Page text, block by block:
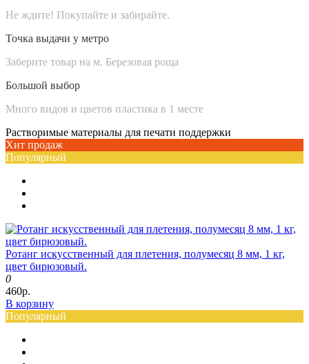
Не ждите! Покупайте и забирайте.
Точка выдачи у метро
Заберите товар на м. Березовая роща
Большой выбор
Много видов и цветов пластика в 1 месте
Растворимые материалы для печати поддержки
Хит продаж
Популярный
Ротанг искусственный для плетения, полумесяц 8 мм, 1 кг,
цвет бирюзовый.
0
460р.
В корзину
Популярный